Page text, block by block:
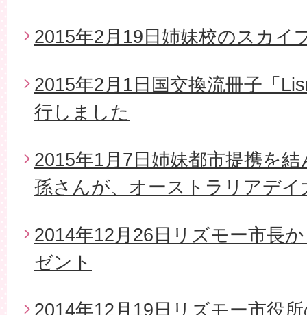
2015年2月19日姉妹校のスカイ
2015年2月1日国交換流冊子「
行しました
2015年1月7日姉妹都市提携を
孫さんが、オーストラリアデ
2014年12月26日リズモー市長
ゼント
2014年12月19日リズモー市役